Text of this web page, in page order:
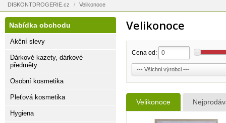
DISKONTDROGERIE.cz / Velikonoce
Velikonoce
Cena od:
Velikonoce
Nabídka obchodu
Akční slevy
Dárkové kazety, dárkové
předměty
Osobní kosmetika
Pleťová kosmetika
Hygiena